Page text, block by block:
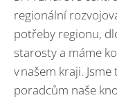
regionální
potřeby regionu,
starosty a máme
v našem kraji.
poradcům naše